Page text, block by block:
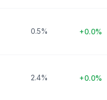
0.5% +0.0%
2.4% +0.0%